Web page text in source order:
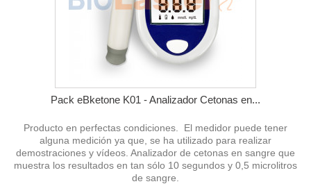
Pack eBketone K01 - Analizador Cetonas en...
Producto en perfectas condiciones. El medidor puede tener
alguna medición ya que, se ha utilizado para realizar
demostraciones y vídeos. Analizador de cetonas en sangre que
muestra los resultados en tan sólo 10 segundos y 0,5 microlitros
de sangre.